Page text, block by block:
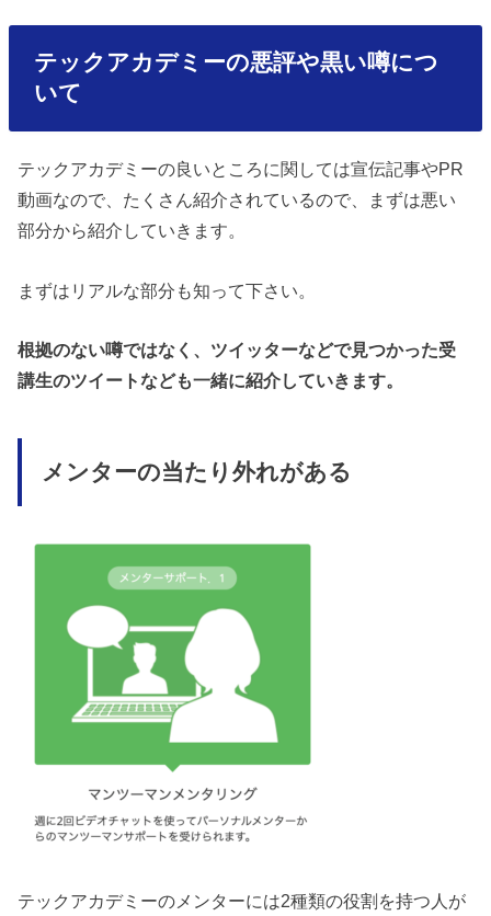
テックアカデミーの悪評や黒い噂につ
いて
テックアカデミーの良いところに関しては宣伝記事やPR
動画なので、たくさん紹介されているので、まずは悪い
部分から紹介していきます。
まずはリアルな部分も知って下さい。
根拠のない噂ではなく、ツイッターなどで見つかった受
講生のツイートなども一緒に紹介していきます。
メンターの当たり外れがある
テックアカデミーのメンターには2種類の役割を持つ人が